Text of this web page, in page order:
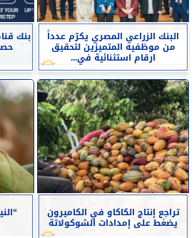
البنك الزراعي المصري يكرّم عدداً
من موظفيه المتميزين لتحقيق
ارقام استثنائية في...
بنك
تراجع إنتاج الكاكاو في الكاميرون
يضغط على إمدادات الشوكولاتة